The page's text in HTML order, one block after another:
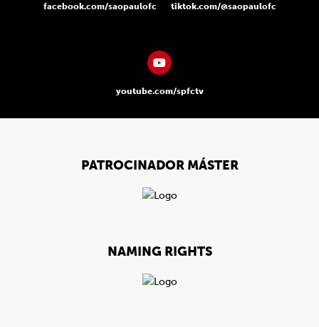
facebook.com/saopaulofc tiktok.com/@saopaulofc
youtube.com/spfctv
PATROCINADOR MÁSTER
NAMING RIGHTS